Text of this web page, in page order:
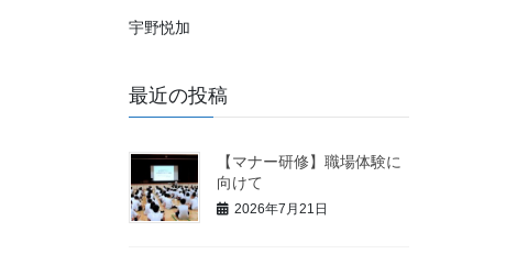
宇野悦加
最近の投稿
【マナー研修】職場体験に
向けて
2026年7月21日